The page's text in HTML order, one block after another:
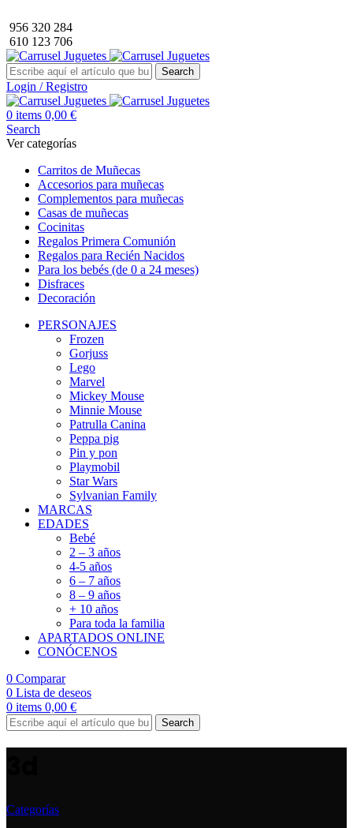
956 320 284
610 123 706
Search
Login / Registro
0 items 0,00 €
Search
Ver categorías
Carritos de Muñecas
Accesorios para muñecas
Complementos para muñecas
Casas de muñecas
Cocinitas
Regalos Primera Comunión
Regalos para Recién Nacidos
Para los bebés (de 0 a 24 meses)
Disfraces
Decoración
PERSONAJES
Frozen
Gorjuss
Lego
Marvel
Mickey Mouse
Minnie Mouse
Patrulla Canina
Peppa pig
Pin y pon
Playmobil
Star Wars
Sylvanian Family
MARCAS
EDADES
Bebé
2 – 3 años
4-5 años
6 – 7 años
8 – 9 años
+ 10 años
Para toda la familia
APARTADOS ONLINE
CONÓCENOS
0 Comparar
0 Lista de deseos
0 items 0,00 €
Search
Categorías